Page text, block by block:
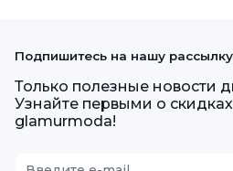
Подпишитесь на нашу рассылку
Только полезные новости
Узнайте первыми о
glamurmoda!